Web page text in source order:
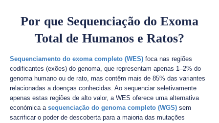
Por que Sequenciação do Exoma
Total de Humanos e Ratos?
Sequenciamento do exoma completo (WES) foca nas regiões
codificantes (exões) do genoma, que representam apenas 1–2% do
genoma humano ou de rato, mas contêm mais de 85% das variantes
relacionadas a doenças conhecidas. Ao sequenciar seletivamente
apenas estas regiões de alto valor, a WES oferece uma alternativa
económica a sequenciação do genoma completo (WGS) sem
sacrificar o poder de descoberta para a maioria das mutações